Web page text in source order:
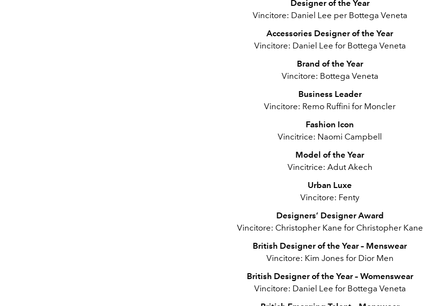
Designer of the Year
Vincitore: Daniel Lee per Bottega Veneta
Accessories Designer of the Year
Vincitore: Daniel Lee for Bottega Veneta
Brand of the Year
Vincitore: Bottega Veneta
Business Leader
Vincitore: Remo Ruffini for Moncler
Fashion Icon
Vincitrice: Naomi Campbell
Model of the Year
Vincitrice: Adut Akech
Urban Luxe
Vincitore: Fenty
Designers’ Designer Award
Vincitore: Christopher Kane for Christopher Kane
British Designer of the Year – Menswear
Vincitore: Kim Jones for Dior Men
British Designer of the Year – Womenswear
Vincitore: Daniel Lee for Bottega Veneta